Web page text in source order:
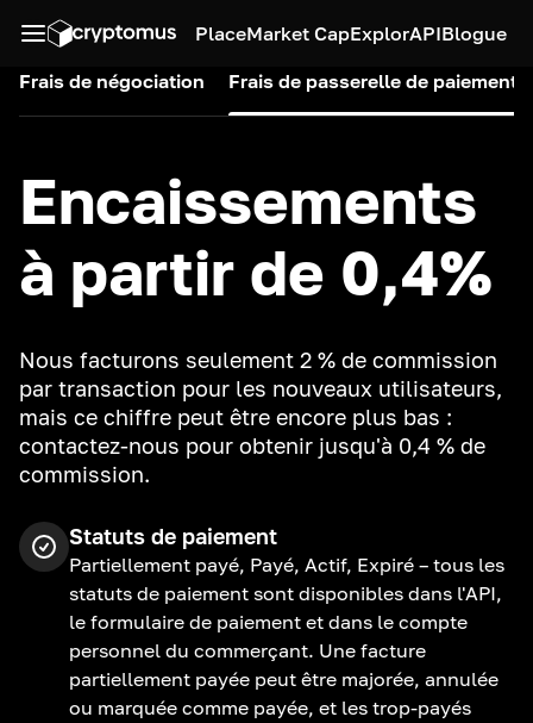
PlaceMarket CapExplorAPIBlogue
Frais de négociation
Frais de passerelle de paiement
Encaissements
à partir de 0,4%
Nous facturons seulement 2 % de commission
par transaction pour les nouveaux utilisateurs,
mais ce chiffre peut être encore plus bas :
contactez-nous pour obtenir jusqu'à 0,4 % de
commission.
Statuts de paiement
Partiellement payé, Payé, Actif, Expiré – tous les
statuts de paiement sont disponibles dans l'API,
le formulaire de paiement et dans le compte
personnel du commerçant. Une facture
partiellement payée peut être majorée, annulée
ou marquée comme payée, et les trop-payés